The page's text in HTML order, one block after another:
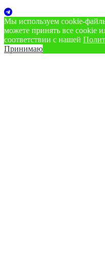
Мы используем
можете принять все cookie
соответствии с нашей
Принимаю